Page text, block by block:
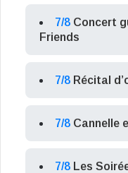
7/8 Concert
Friends
7/8 Récital
7/8 Cannelle
7/8 Les